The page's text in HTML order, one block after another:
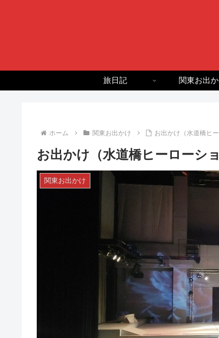
旅日記 関東お出
ホーム 関東お出かけ お出かけ（水道橋ヒー
お出かけ（水道橋ヒーローショ
関東お出かけ